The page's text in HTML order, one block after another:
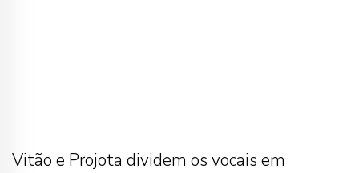
Vitão e Projota dividem os vocais em